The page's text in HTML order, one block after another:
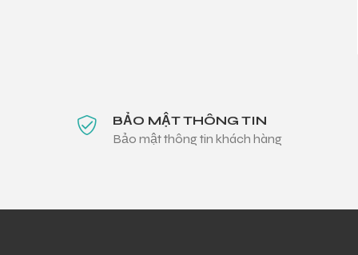
BẢO MẬT THÔNG TIN
Bảo mật thông tin khách hàng